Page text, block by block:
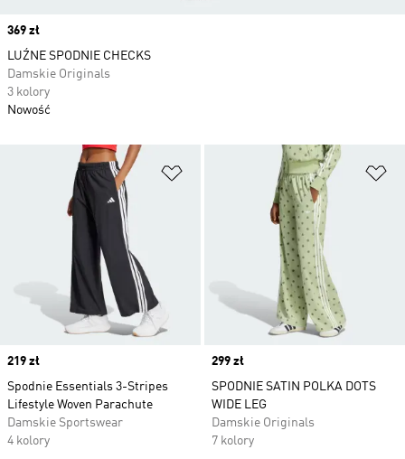
Dodaj do listy życzeń
Price
219 zł
Spodnie Essentials 3-Stripes
Lifestyle Woven Parachute
Damskie Sportswear
4 kolory
Price
299 zł
SPODNIE SATIN POLKA DOTS
WIDE LEG
Damskie Originals
7 kolory
Price
369 zł
LUŹNE SPODNIE CHECKS
Damskie Originals
3 kolory
Nowość